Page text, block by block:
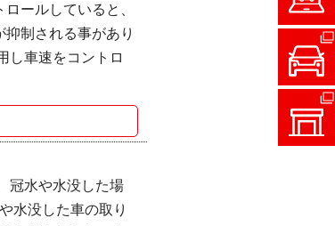
ールしていると、
制される事があり
し車速をコントロ
冠水や水没した場
水没した車の取り